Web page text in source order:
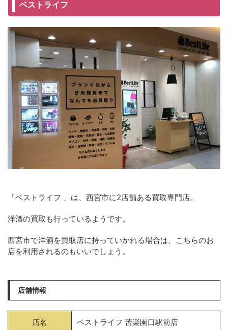
ベストライフ
「ベストライフ 」は、西宮市に2店舗ある買取専門店。
洋酒の買取も行っているようです。
西宮市で洋酒を買取店に持っていかれる場合は、こちらのお
店を利用されるのもいいでしょう。
店舗情報
店名 ベストライフ 苦楽園口駅前店